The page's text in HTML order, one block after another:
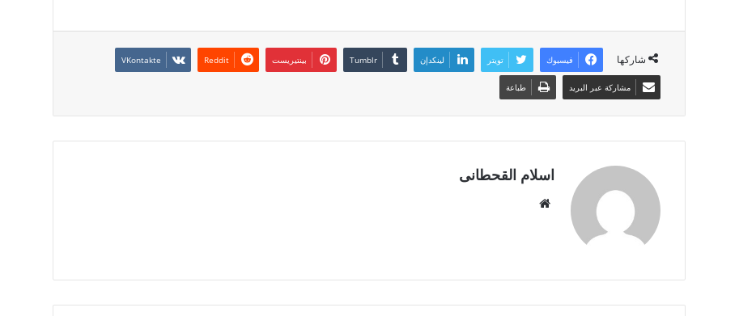
شاركها فيسبوك تويتر لينكدإن بينتيريست
مشاركة عبر البريد طباعة
اسلام القحطانى
ا